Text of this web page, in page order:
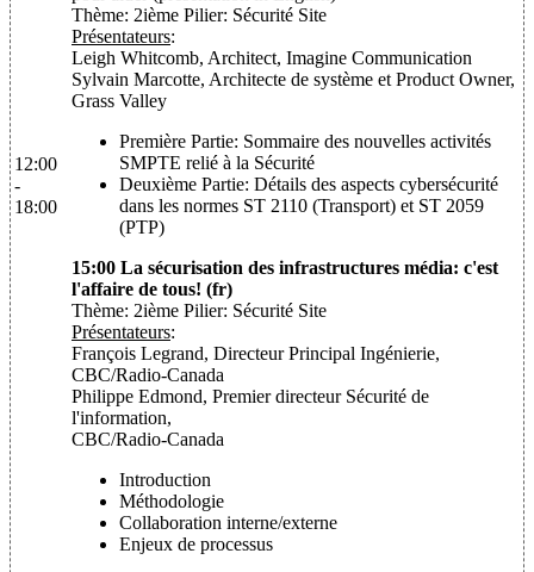
12:00
-
18:00
Thème: 2ième Pilier: Sécurité Site
Présentateurs:
Leigh Whitcomb, Architect, Imagine Communication
Sylvain Marcotte, Architecte de système et Product Owner,
Grass Valley
Première Partie: Sommaire des nouvelles activités
SMPTE relié à la Sécurité
Deuxième Partie: Détails des aspects cybersécurité
dans les normes ST 2110 (Transport) et ST 2059
(PTP)
15:00 La sécurisation des infrastructures média: c'est
l'affaire de tous! (fr)
Thème: 2ième Pilier: Sécurité Site
Présentateurs:
François Legrand, Directeur Principal Ingénierie,
CBC/Radio-Canada
Philippe Edmond, Premier directeur Sécurité de
l'information,
CBC/Radio-Canada
Introduction
Méthodologie
Collaboration interne/externe
Enjeux de processus